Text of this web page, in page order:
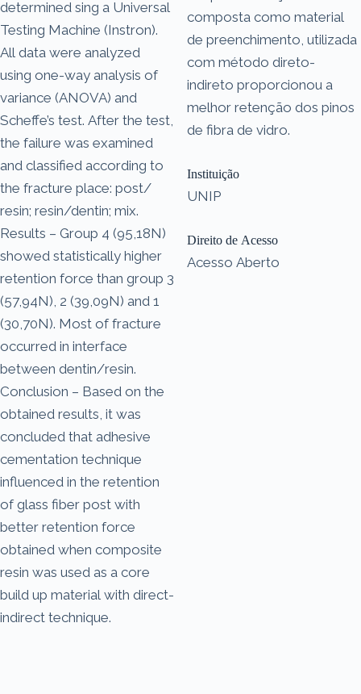
determined sing a Universal
Testing Machine (Instron).
All data were analyzed
using one-way analysis of
variance (ANOVA) and
Scheffe’s test. After the test,
the failure was examined
and classified according to
the fracture place: post/
resin; resin/dentin; mix.
Results – Group 4 (95,18N)
showed statistically higher
retention force than group 3
(57,94N), 2 (39,09N) and 1
(30,70N). Most of fracture
occurred in interface
between dentin/resin.
Conclusion – Based on the
obtained results, it was
concluded that adhesive
cementation technique
influenced in the retention
of glass fiber post with
better retention force
obtained when composite
resin was used as a core
build up material with direct-
indirect technique.
composta como material
de preenchimento, utilizada
com método direto-
indireto proporcionou a
melhor retenção dos pinos
de fibra de vidro.
Instituição
UNIP
Direito de Acesso
Acesso Aberto